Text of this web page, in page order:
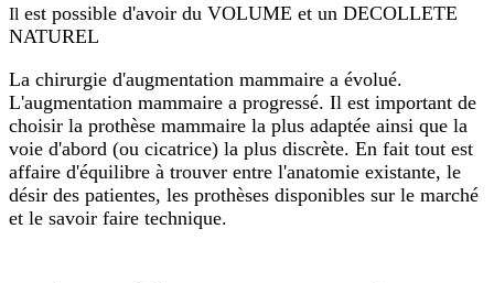
Il est possible d'avoir du VOLUME et un DECOLLETE
NATUREL
La chirurgie d'augmentation mammaire a évolué.
L'augmentation mammaire a progressé. Il est important de
choisir la prothèse mammaire la plus adaptée ainsi que la
voie d'abord (ou cicatrice) la plus discrète. En fait tout est
affaire d'équilibre à trouver entre l'anatomie existante, le
désir des patientes, les prothèses disponibles sur le marché
et le savoir faire technique.